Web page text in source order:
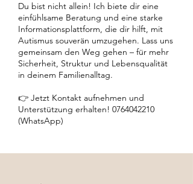
Du bist nicht allein! Ich biete dir eine
einfühlsame Beratung und eine starke
Informationsplattform, die dir hilft, mit
Autismus souverän umzugehen. Lass uns
gemeinsam den Weg gehen – für mehr
Sicherheit, Struktur und Lebensqualität
in deinem Familienalltag.
👉 Jetzt Kontakt aufnehmen und
Unterstützung erhalten! 0764042210
(WhatsApp)